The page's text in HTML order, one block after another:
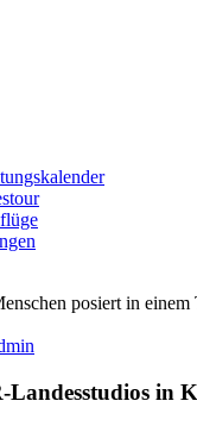
Landesstudios in